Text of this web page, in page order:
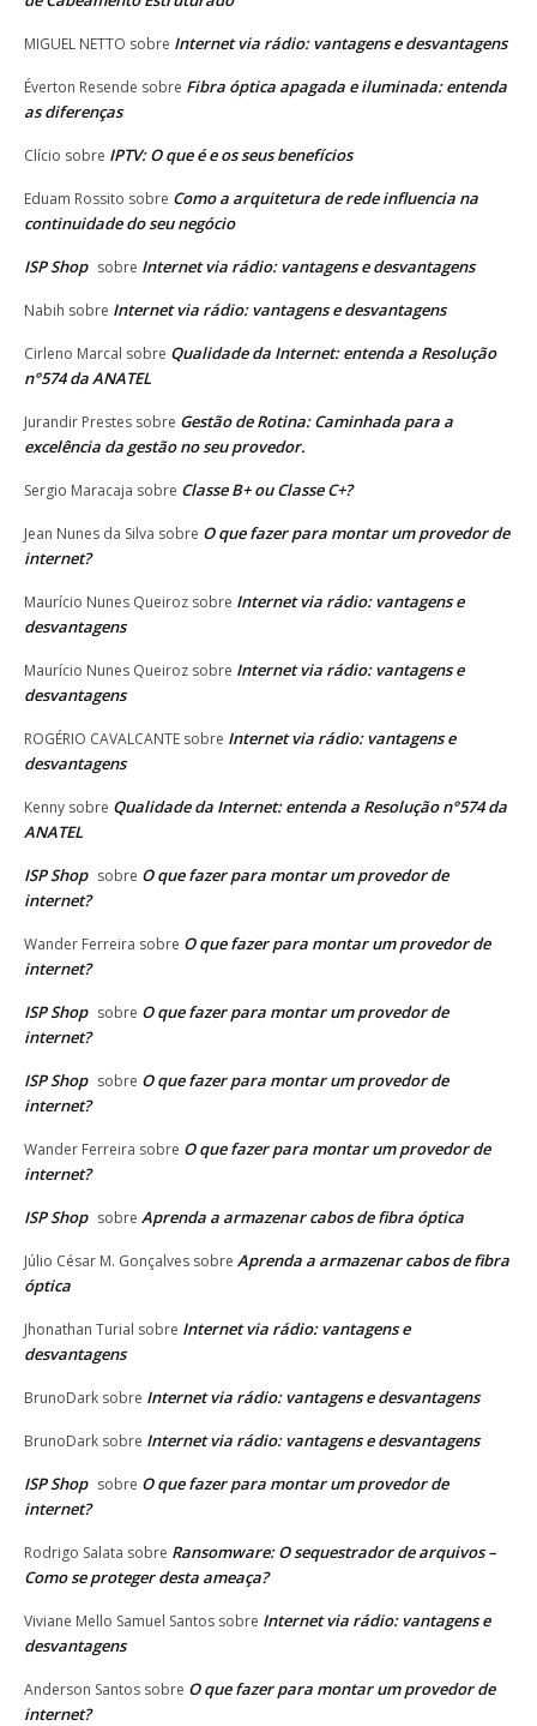
MIGUEL NETTO sobre Internet via rádio: vantagens e desvantagens
Éverton Resende sobre Fibra óptica apagada e iluminada: entenda
as diferenças
Clício sobre IPTV: O que é e os seus benefícios
Eduam Rossito sobre Como a arquitetura de rede influencia na
continuidade do seu negócio
ISP Shop sobre Internet via rádio: vantagens e desvantagens
Nabih sobre Internet via rádio: vantagens e desvantagens
Cirleno Marcal sobre Qualidade da Internet: entenda a Resolução
n°574 da ANATEL
Jurandir Prestes sobre Gestão de Rotina: Caminhada para a
excelência da gestão no seu provedor.
Sergio Maracaja sobre Classe B+ ou Classe C+?
Jean Nunes da Silva sobre O que fazer para montar um provedor de
internet?
Maurício Nunes Queiroz sobre Internet via rádio: vantagens e
desvantagens
Maurício Nunes Queiroz sobre Internet via rádio: vantagens e
desvantagens
ROGÉRIO CAVALCANTE sobre Internet via rádio: vantagens e
desvantagens
Kenny sobre Qualidade da Internet: entenda a Resolução n°574 da
ANATEL
ISP Shop sobre O que fazer para montar um provedor de
internet?
Wander Ferreira sobre O que fazer para montar um provedor de
internet?
ISP Shop sobre O que fazer para montar um provedor de
internet?
ISP Shop sobre O que fazer para montar um provedor de
internet?
Wander Ferreira sobre O que fazer para montar um provedor de
internet?
ISP Shop sobre Aprenda a armazenar cabos de fibra óptica
Júlio César M. Gonçalves sobre Aprenda a armazenar cabos de fibra
óptica
Jhonathan Turial sobre Internet via rádio: vantagens e
desvantagens
BrunoDark sobre Internet via rádio: vantagens e desvantagens
BrunoDark sobre Internet via rádio: vantagens e desvantagens
ISP Shop sobre O que fazer para montar um provedor de
internet?
Rodrigo Salata sobre Ransomware: O sequestrador de arquivos –
Como se proteger desta ameaça?
Viviane Mello Samuel Santos sobre Internet via rádio: vantagens e
desvantagens
Anderson Santos sobre O que fazer para montar um provedor de
internet?